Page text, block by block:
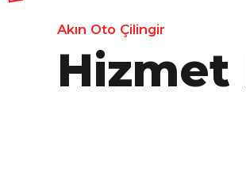
Akın Oto Çilingir
Hizmet